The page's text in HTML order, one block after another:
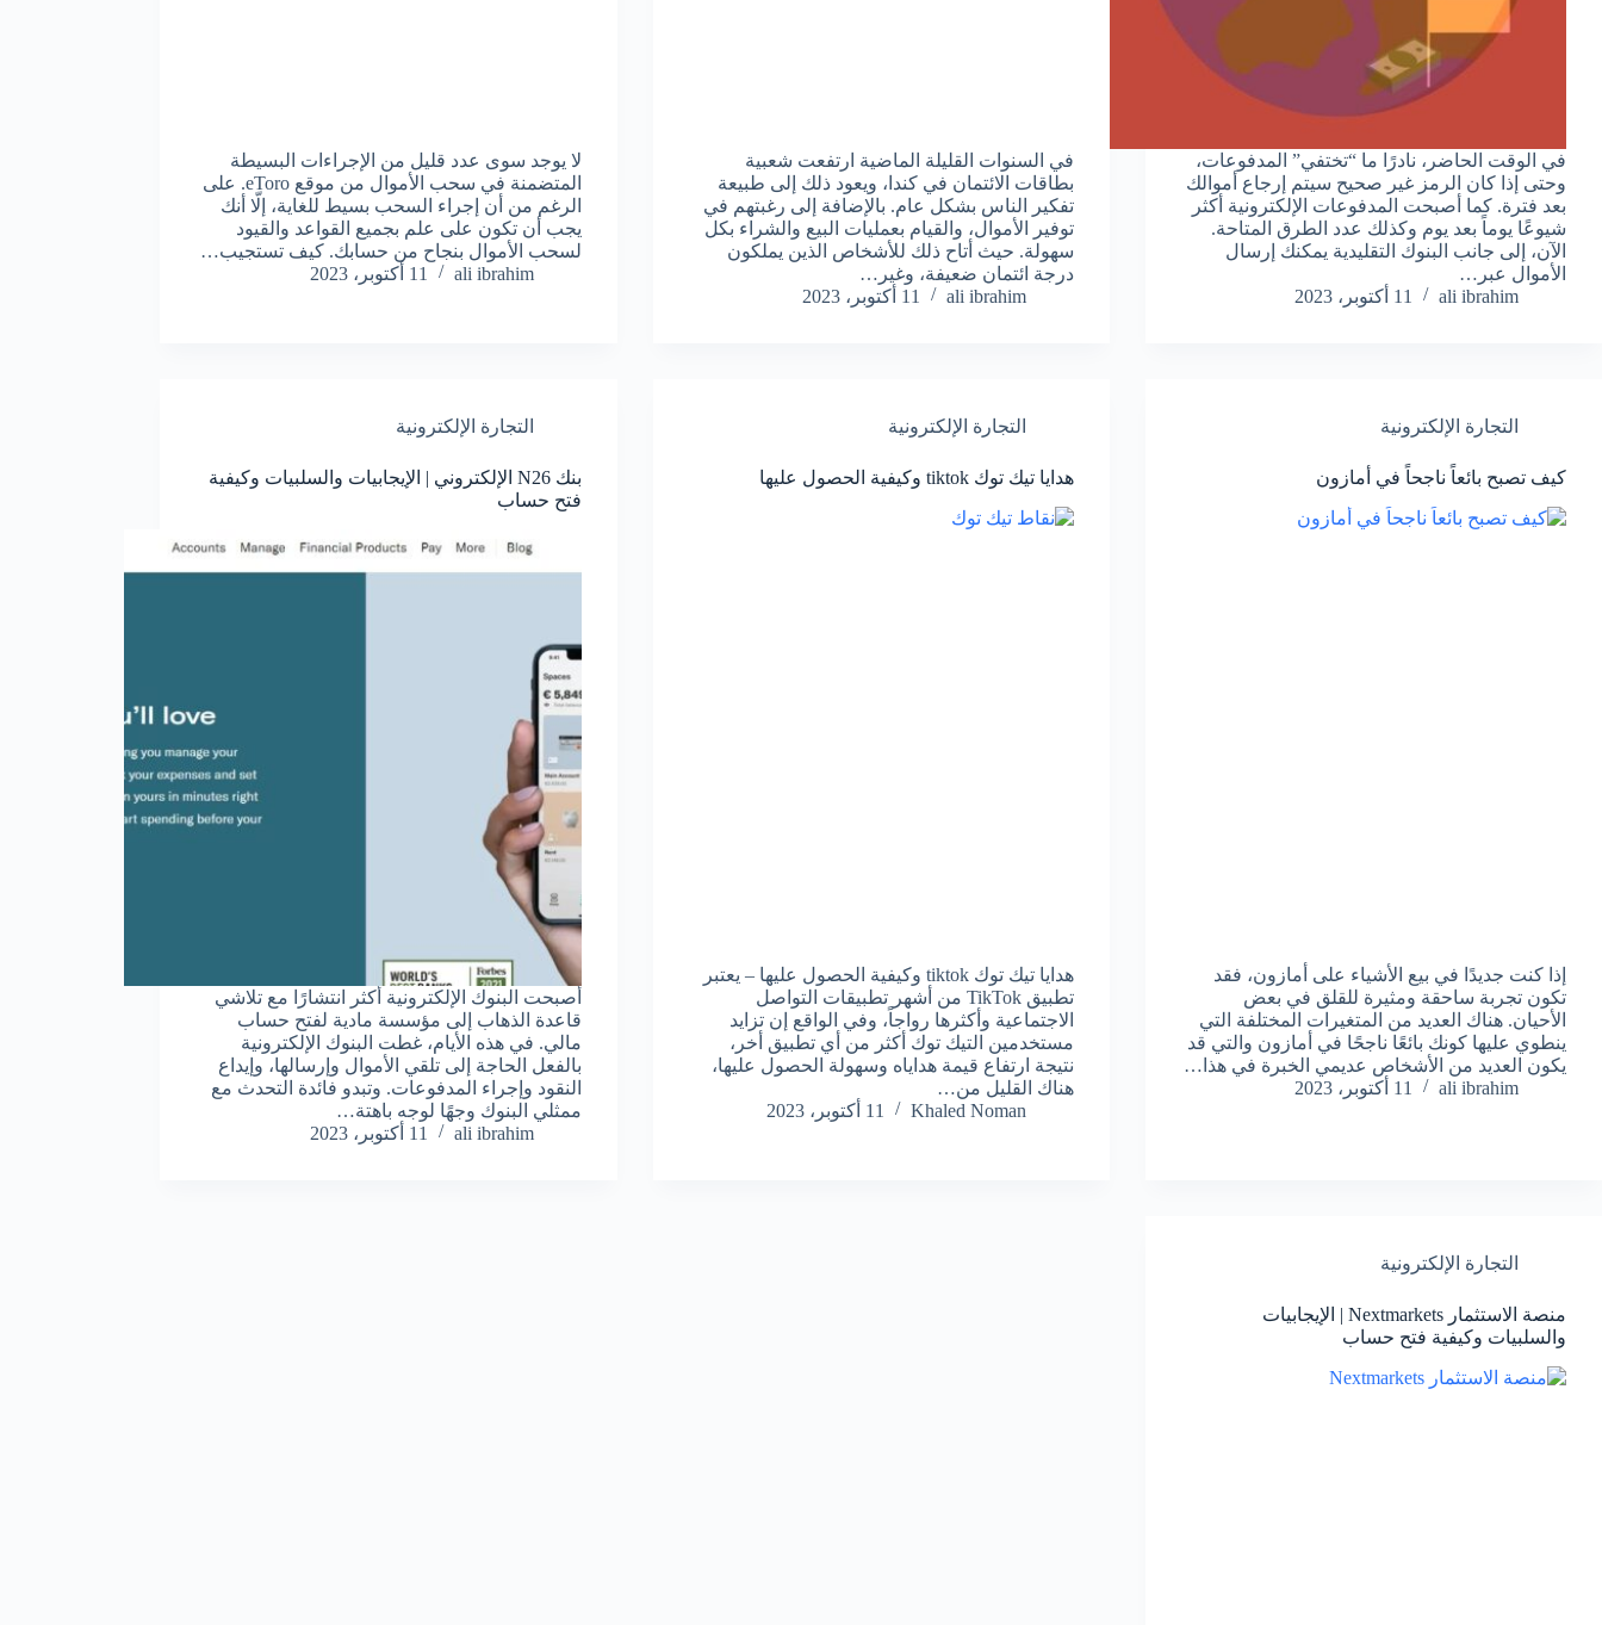
في الوقت الحاضر، نادرًا ما “تختفي” المدفوعات،
وحتى إذا كان الرمز غير صحيح سيتم إرجاع أموالك
بعد فترة. كما أصبحت المدفوعات الإلكترونية أكثر
شيوعًا يوماً بعد يوم وكذلك عدد الطرق المتاحة.
الآن، إلى جانب البنوك التقليدية يمكنك إرسال
الأموال عبر…
ali ibrahim
11 أكتوبر، 2023
في السنوات القليلة الماضية ارتفعت شعبية
بطاقات الائتمان في كندا، ويعود ذلك إلى طبيعة
تفكير الناس بشكل عام. بالإضافة إلى رغبتهم في
توفير الأموال، والقيام بعمليات البيع والشراء بكل
سهولة. حيث أتاح ذلك للأشخاص الذين يملكون
درجة ائتمان ضعيفة، وغير…
ali ibrahim
11 أكتوبر، 2023
لا يوجد سوى عدد قليل من الإجراءات البسيطة
المتضمنة في سحب الأموال من موقع eToro. على
الرغم من أن إجراء السحب بسيط للغاية، إلّا أنك
يجب أن تكون على علم بجميع القواعد والقيود
لسحب الأموال بنجاح من حسابك. كيف تستجيب…
ali ibrahim
11 أكتوبر، 2023
التجارة الإلكترونية
كيف تصبح بائعاً ناجحاً في أمازون
إذا كنت جديدًا في بيع الأشياء على أمازون، فقد
تكون تجربة ساحقة ومثيرة للقلق في بعض
الأحيان. هناك العديد من المتغيرات المختلفة التي
ينطوي عليها كونك بائعًا ناجحًا في أمازون والتي قد
يكون العديد من الأشخاص عديمي الخبرة في هذا…
ali ibrahim
11 أكتوبر، 2023
التجارة الإلكترونية
هدايا تيك توك tiktok وكيفية الحصول عليها
هدايا تيك توك tiktok وكيفية الحصول عليها – يعتبر
تطبيق TikTok من أشهر تطبيقات التواصل
الاجتماعية وأكثرها رواجاً، وفي الواقع إن تزايد
مستخدمين التيك توك أكثر من أي تطبيق أخر،
نتيجة ارتفاع قيمة هداياه وسهولة الحصول عليها،
هناك القليل من…
Khaled Noman
11 أكتوبر، 2023
التجارة الإلكترونية
بنك N26 الإلكتروني | الإيجابيات والسلبيات وكيفية
فتح حساب
أصبحت البنوك الإلكترونية أكثر انتشارًا مع تلاشي
قاعدة الذهاب إلى مؤسسة مادية لفتح حساب
مالي. في هذه الأيام، غطت البنوك الإلكترونية
بالفعل الحاجة إلى تلقي الأموال وإرسالها، وإيداع
النقود وإجراء المدفوعات. وتبدو فائدة التحدث مع
ممثلي البنوك وجهًا لوجه باهتة…
ali ibrahim
11 أكتوبر، 2023
التجارة الإلكترونية
منصة الاستثمار Nextmarkets | الإيجابيات
والسلبيات وكيفية فتح حساب